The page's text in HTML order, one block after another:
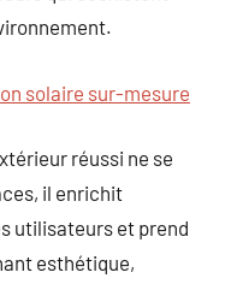
solaire sur-mesure
réussi ne se
il enrichit
utilisateurs et prend
esthétique,